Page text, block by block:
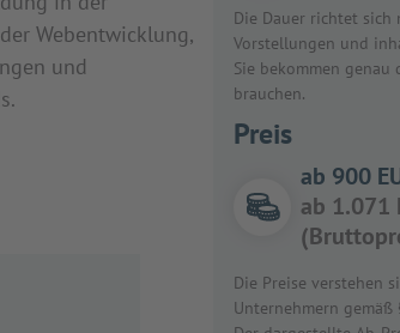
Webentwicklung,
und
Die Dauer richtet sich
Vorstellungen und
Sie bekommen genau
brauchen.
Preis
ab 900
ab 1.071
Die Preise verstehen
Unternehmern gemäß